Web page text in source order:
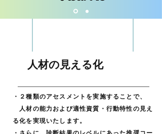
人材の見える化
・２種類のアセスメントを実施することで、
人材の能力および適性資質・行動特性の見え
る化を実現いたします。